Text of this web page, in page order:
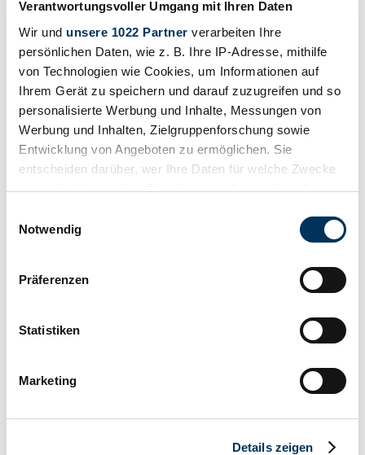
Verantwortungsvoller Umgang mit Ihren Daten
Wir und unsere 1022 Partner verarbeiten Ihre
persönlichen Daten, wie z. B. Ihre IP-Adresse, mithilfe
von Technologien wie Cookies, um Informationen auf
Ihrem Gerät zu speichern und darauf zuzugreifen und so
personalisierte Werbung und Inhalte, Messungen von
Werbung und Inhalten, Zielgruppenforschung sowie
Entwicklung von Angeboten zu ermöglichen. Sie
entscheiden darüber, wer Ihre Daten für welche Zwecke
nutzt. Sie können Ihre Einwilligung jederzeit über die
Trigger Symbol ändern oder widerrufen
Informationen über Ihre geografische Lage
können
bestimmten Merkmalen (Fingerprinting) identifizieren
Erfahren Sie mehr darüber, wie Ihre persönlichen Daten
Notwendig
Präferenzen
Statistiken
Marketing
Details zeigen
Message Call
2012 | Subaru Impreza WRX STi
IMPECCABILE !!!